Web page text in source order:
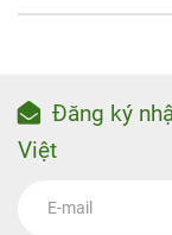
Đăng ký
Việt